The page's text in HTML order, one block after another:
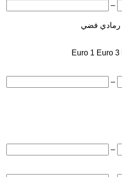
–
رمادي فضي
Euro 1 Euro 3
–
–